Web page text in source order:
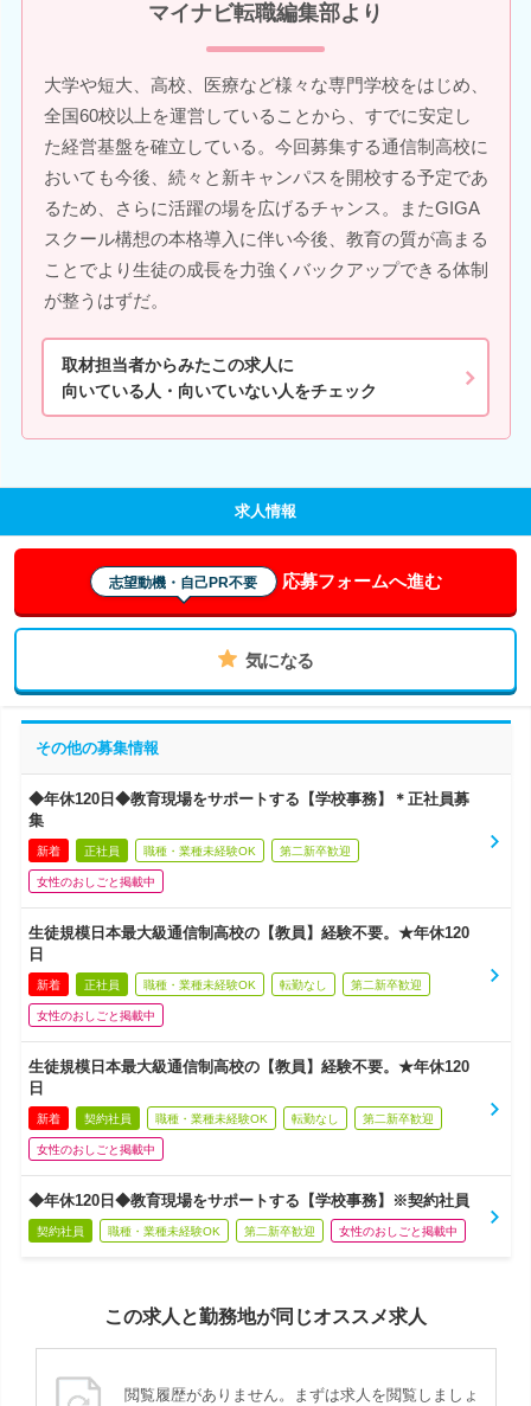
マイナビ転職編集部より
大学や短大、高校、医療など様々な専門学校をはじめ、
全国60校以上を運営していることから、すでに安定し
た経営基盤を確立している。今回募集する通信制高校に
おいても今後、続々と新キャンパスを開校する予定であ
るため、さらに活躍の場を広げるチャンス。またGIGA
スクール構想の本格導入に伴い今後、教育の質が高まる
ことでより生徒の成長を力強くバックアップできる体制
が整うはずだ。
取材担当者からみたこの求人に
向いている人・向いていない人をチェック
求人情報
志望動機・自己PR不要 応募フォームへ進む
気になる
その他の募集情報
◆年休120日◆教育現場をサポートする【学校事務】＊正社員募
集
新着 正社員 職種・業種未経験OK 第二新卒歓迎
女性のおしごと掲載中
生徒規模日本最大級通信制高校の【教員】経験不要。★年休120
日
新着 正社員 職種・業種未経験OK 転勤なし 第二新卒歓迎
女性のおしごと掲載中
生徒規模日本最大級通信制高校の【教員】経験不要。★年休120
日
新着 契約社員 職種・業種未経験OK 転勤なし 第二新卒歓迎
女性のおしごと掲載中
◆年休120日◆教育現場をサポートする【学校事務】※契約社員
契約社員 職種・業種未経験OK 第二新卒歓迎 女性のおしごと掲載中
この求人と勤務地が同じオススメ求人
閲覧履歴がありません。まずは求人を閲覧しましょ